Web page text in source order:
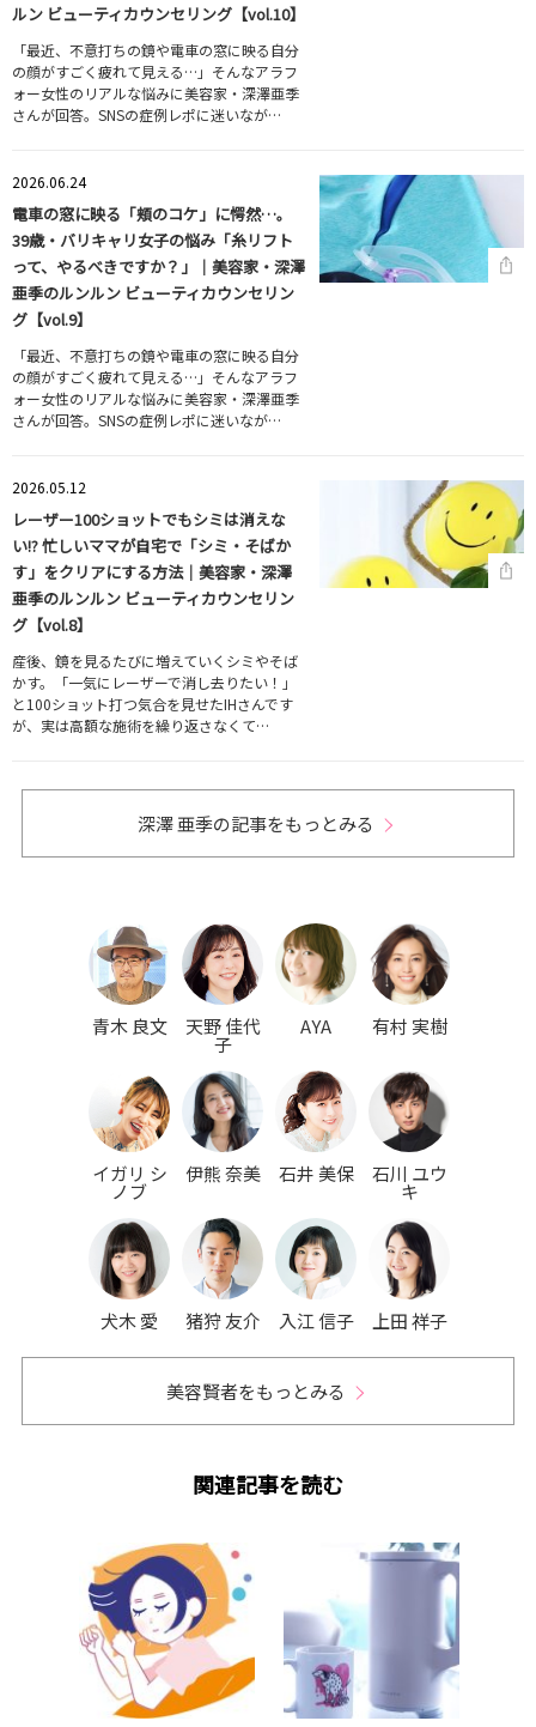
ルン ビューティカウンセリング【vol.10】
「最近、不意打ちの鏡や電車の窓に映る自分
の顔がすごく疲れて見える…」そんなアラフ
ォー女性のリアルな悩みに美容家・深澤亜季
さんが回答。SNSの症例レポに迷いなが…
2026.06.24
電車の窓に映る「頬のコケ」に愕然…。
39歳・バリキャリ女子の悩み「糸リフト
って、やるべきですか？」｜美容家・深澤
亜季のルンルン ビューティカウンセリン
グ【vol.9】
「最近、不意打ちの鏡や電車の窓に映る自分
の顔がすごく疲れて見える…」そんなアラフ
ォー女性のリアルな悩みに美容家・深澤亜季
さんが回答。SNSの症例レポに迷いなが…
2026.05.12
レーザー100ショットでもシミは消えな
い!? 忙しいママが自宅で「シミ・そばか
す」をクリアにする方法｜美容家・深澤
亜季のルンルン ビューティカウンセリン
グ【vol.8】
産後、鏡を見るたびに増えていくシミやそば
かす。「一気にレーザーで消し去りたい！」
と100ショット打つ気合を見せたIHさんです
が、実は高額な施術を繰り返さなくて…
深澤 亜季の記事をもっとみる
青木 良文 天野 佳代
子
AYA 有村 実樹
イガリ シ
ノブ
伊熊 奈美 石井 美保 石川 ユウ
キ
犬木 愛 猪狩 友介 入江 信子 上田 祥子
美容賢者をもっとみる
関連記事を読む